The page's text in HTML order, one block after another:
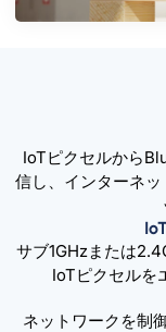
IoTピクセルから
信し、インターネ
サブ1GHzまたは
IoTピクセルを
ネットワークを制